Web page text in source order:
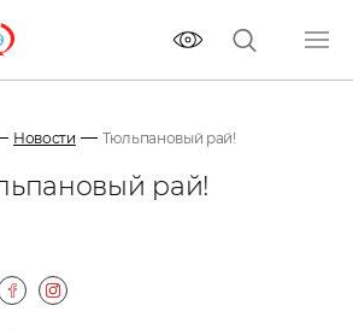
Новости Тюльпановый рай!
рай!